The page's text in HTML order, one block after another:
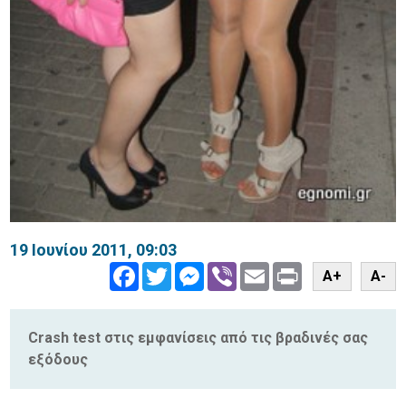
19 Ιουνίου 2011, 09:03
FacebookTwitterMessenger
Viber Email PrintA+ A-
Crash test στις εμφανίσεις από τις βραδινές σας
εξόδους